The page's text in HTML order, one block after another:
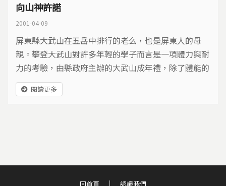
向山神許諾
2001-04-09
屏東縣大武山在五岳中排行的老么，也是屏東人的母
親。攀登大武山對許多年輕的學子而言是一項體力與耐
力的考驗，由縣政府主辦的大武山成年禮，除了體能的
訓練外，也加入介紹大武山的生態特性，讓成年禮的內
涵更豐富。
閱讀更多
回首頁 認識我們